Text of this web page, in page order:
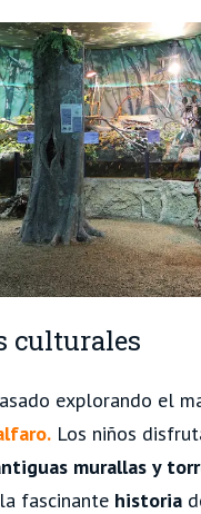
culturales
explorando el
Los niños
murallas y
fascinante historia